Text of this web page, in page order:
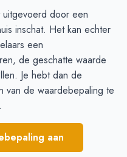
door een
inschat. Het kan echter
een
de geschatte waarde
Je hebt dan de
van de waardebepaling te
aan